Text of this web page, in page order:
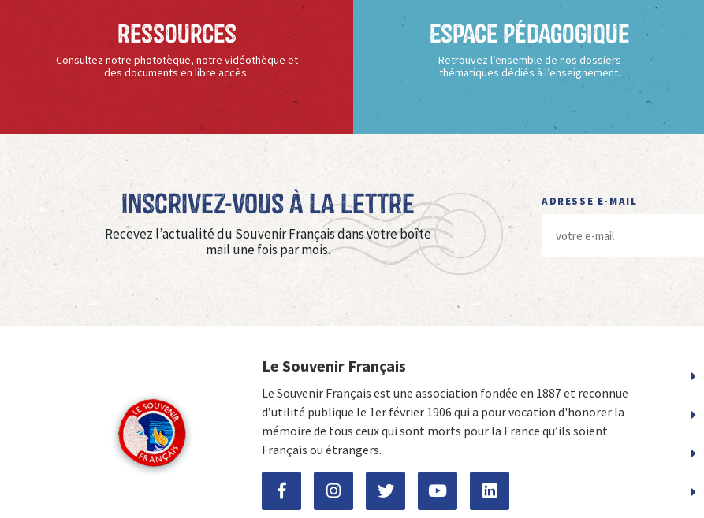
Ressources
Consultez notre phototèque, notre vidéothèque et
des documents en libre accès.
Espace Pédagogique
Retrouvez l’ensemble de nos dossiers
thématiques dédiés à l’enseignement.
Inscrivez-vous à La Lettre
Recevez l’actualité du Souvenir Français dans votre boîte
mail une fois par mois.
ADRESSE E-MAIL
Le Souvenir Français
Le Souvenir Français est une association fondée en 1887 et reconnue
d’utilité publique le 1er février 1906 qui a pour vocation d'honorer la
mémoire de tous ceux qui sont morts pour la France qu’ils soient
Français ou étrangers.